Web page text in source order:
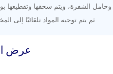
وحامل الشفرة، ويتم سحقها وتقطيعها
عرض